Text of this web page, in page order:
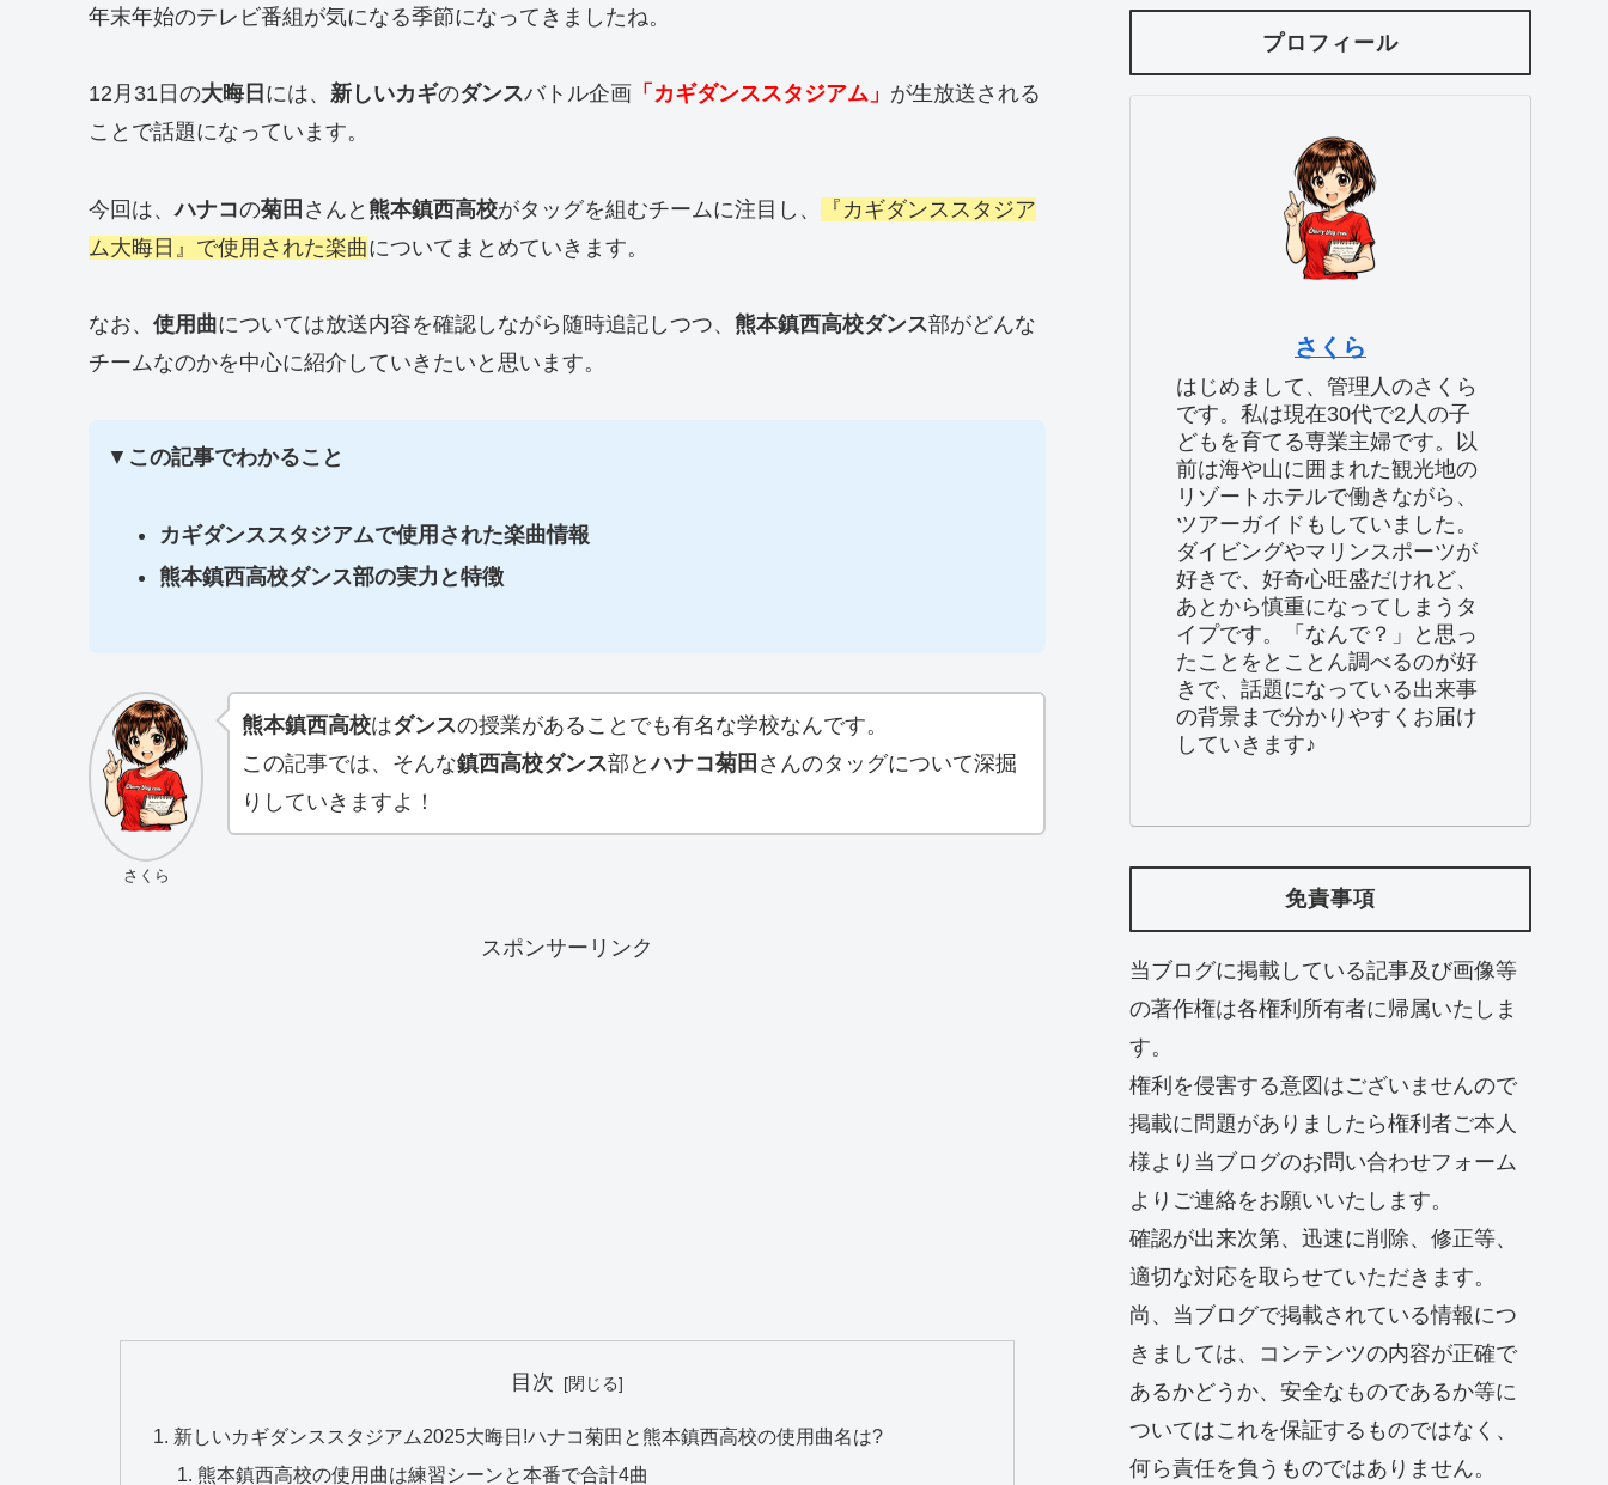
年末年始のテレビ番組が気になる季節になってきましたね。
12月31日の大晦日 には、 新しいカギのダンスバトル企画 「カギダンススタジアム」 が生放送される
ことで話題になっています。
今回は、ハナコの菊田 さんと 熊本鎮西高校がタッグを組むチームに注目し、
『カギダンススタジア
ム大晦日』で使用された楽曲についてまとめていきます。
なお、 使用曲については放送内容を確認しながら随時追記しつつ、 熊本鎮西高校ダンス部がどんな
チームなのかを中心に紹介していきたいと思います。
▼ この記事でわかること
カギダンススタジアムで使用された楽曲情報
熊本鎮西高校ダンス部の実力と特徴
さくら
熊本鎮西高校はダンスの授業があることでも有名な学校なんです。
この記事では、そんな鎮西高校ダンス部とハナコ菊田 さんのタッグについて深掘
りしていきますよ！
スポンサーリンク
目次
新しいカギダンススタジアム2025大晦日!ハナコ菊田と熊本鎮西高校の使用曲名は?
熊本鎮西高校の使用曲は練習シーンと本番で合計4曲
プロフィール
さくら
はじめまして、管理人のさくら
です。私は現在30代で2人の子
どもを育てる専業主婦です。以
前は海や山に囲まれた観光地の
リゾートホテルで働きながら、
ツアーガイドもしていました。
ダイビングやマリンスポーツが
好きで、好奇心旺盛だけれど、
あとから慎重になってしまうタ
イプです。「なんで？」と思っ
たことをとことん調べるのが好
きで、話題になっている出来事
の背景まで分かりやすくお届け
していきます♪
免責事項
当ブログに掲載している記事及び画像等
の著作権は各権利所有者に帰属いたしま
す。
権利を侵害する意図はございませんので
掲載に問題がありましたら権利者ご本人
様より当ブログのお問い合わせフォーム
よりご連絡をお願いいたします。
確認が出来次第、迅速に削除、修正等、
適切な対応を取らせていただきます。
尚、当ブログで掲載されている情報につ
きましては、コンテンツの内容が正確で
あるかどうか、安全なものであるか等に
ついてはこれを保証するものではなく、
何ら責任を負うものではありません。